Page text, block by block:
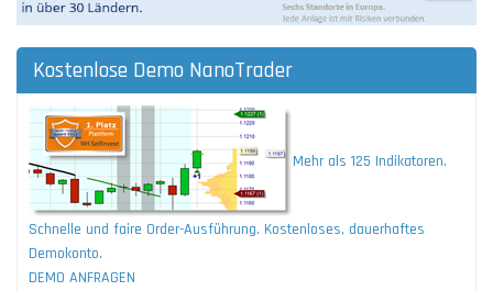
Kostenlose Demo NanoTrader
Mehr als 125 Indikatoren.
Schnelle und faire Order-Ausführung. Kostenloses, dauerhaftes
Demokonto.
DEMO ANFRAGEN